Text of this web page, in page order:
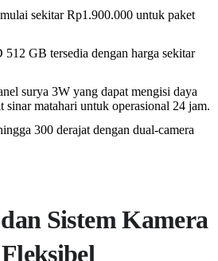
sekitar Rp1.900.000 untuk paket
512 GB tersedia dengan harga sekitar
surya 3W yang dapat mengisi daya
sinar matahari untuk operasional 24 jam.
300 derajat dengan dual-camera
Sistem Kamera